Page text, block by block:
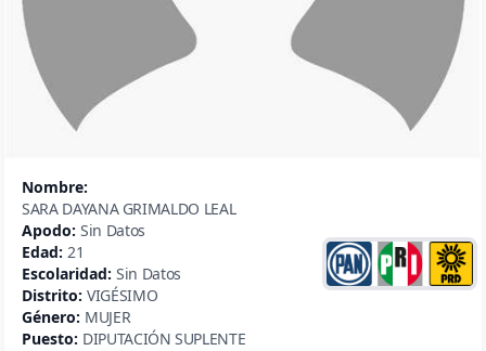
Nombre:
SARA DAYANA GRIMALDO LEAL
Apodo: Sin Datos
Edad: 21
Escolaridad: Sin Datos
Distrito: VIGÉSIMO
Género: MUJER
Puesto: DIPUTACIÓN SUPLENTE